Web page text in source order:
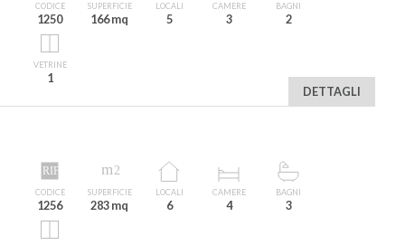
CODICE
1250
SUPERFICIE
166 mq
LOCALI
5
CAMERE
3
BAGNI
2
VETRINE
1
DETTAGLI
CODICE
1256
SUPERFICIE
283 mq
LOCALI
6
CAMERE
4
BAGNI
3